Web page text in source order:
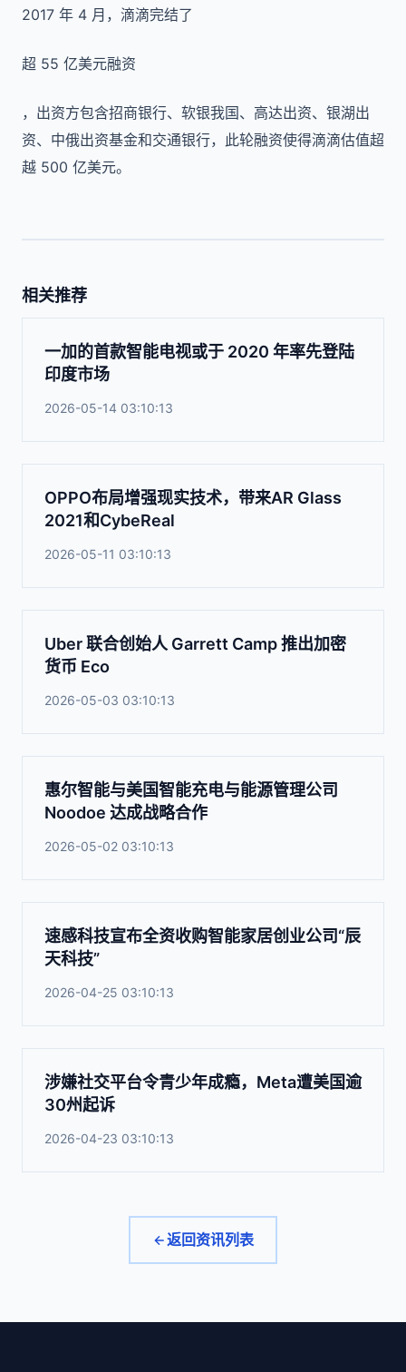
2017 年 4 月，滴滴完结了
超 55 亿美元融资
，出资方包含招商银行、软银我国、高达出资、银湖出
资、中俄出资基金和交通银行，此轮融资使得滴滴估值超
越 500 亿美元。
相关推荐
一加的首款智能电视或于 2020 年率先登陆
印度市场
2026-05-14 03:10:13
OPPO布局增强现实技术，带来AR Glass
2021和CybeReal
2026-05-11 03:10:13
Uber 联合创始人 Garrett Camp 推出加密
货币 Eco
2026-05-03 03:10:13
惠尔智能与美国智能充电与能源管理公司
Noodoe 达成战略合作
2026-05-02 03:10:13
速感科技宣布全资收购智能家居创业公司“辰
天科技”
2026-04-25 03:10:13
涉嫌社交平台令青少年成瘾，Meta遭美国逾
30州起诉
2026-04-23 03:10:13
返回资讯列表